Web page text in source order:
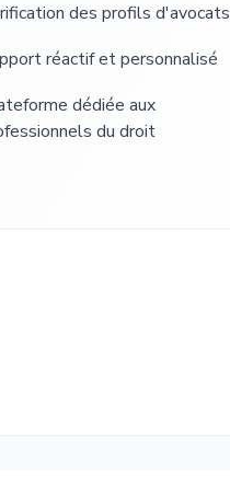
des profils d'avocats
réactif et personnalisé
dédiée aux
du droit